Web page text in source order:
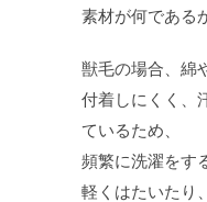
素材が何である
獣毛の場合、綿
付着しにくく、
ているため、
頻繁に洗濯をす
軽くはたいたり